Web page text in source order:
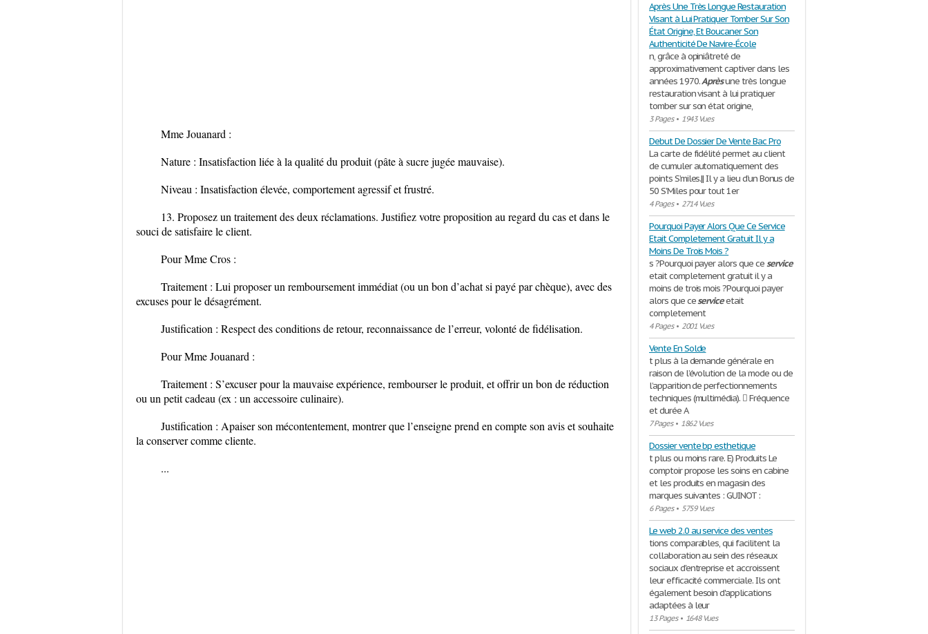
Mme Jouanard :
Nature : Insatisfaction liée à la qualité du produit (pâte à sucre jugée mauvaise).
Niveau : Insatisfaction élevée, comportement agressif et frustré.
13. Proposez un traitement des deux réclamations. Justifiez votre proposition au regard du cas et dans le
souci de satisfaire le client.
Pour Mme Cros :
Traitement : Lui proposer un remboursement immédiat (ou un bon d’achat si payé par chèque), avec des
excuses pour le désagrément.
Justification : Respect des conditions de retour, reconnaissance de l’erreur, volonté de fidélisation.
Pour Mme Jouanard :
Traitement : S’excuser pour la mauvaise expérience, rembourser le produit, et offrir un bon de réduction
ou un petit cadeau (ex : un accessoire culinaire).
Justification : Apaiser son mécontentement, montrer que l’enseigne prend en compte son avis et souhaite
la conserver comme cliente.
...
Après Une Très Longue Restauration
Visant à Lui Pratiquer Tomber Sur Son
État Origine, Et Boucaner Son
Authenticité De Navire-École
n, grâce à opiniâtreté de
approximativement captiver dans les
années 1970.Aprèsune très longue
restauration visant à lui pratiquer
tomber sur son état origine,
3 Pages• 1943 Vues
Debut De Dossier De Vente Bac Pro
La carte de fidélité permet au client
de cumuler automatiquement des
points S’miles.|| Il y a lieu d’un Bonus de
50 S'Miles pour tout 1er
4 Pages• 2714 Vues
Pourquoi Payer Alors Que Ce Service
Etait Completement Gratuit Il y a
Moins De Trois Mois ?
s ?Pourquoi payer alors que ceservice
etait completement gratuit il y a
moins de trois mois ?Pourquoi payer
alors que ceserviceetait
completement
4 Pages• 2001 Vues
Vente En Solde
t plus à la demande générale en
raison de l’évolution de la mode ou de
l’apparition de perfectionnements
techniques (multimédia).  Fréquence
et durée A
7 Pages• 1862 Vues
Dossier vente bp esthetique
t plus ou moins rare. E) Produits Le
comptoir propose les soins en cabine
et les produits en magasin des
marques suivantes : GUINOT :
6 Pages• 5759 Vues
Le web 2.0 au service des ventes
tions comparables, qui facilitent la
collaboration au sein des réseaux
sociaux d'entreprise et accroissent
leur efficacité commerciale. Ils ont
également besoin d'applications
adaptées à leur
13 Pages• 1648 Vues